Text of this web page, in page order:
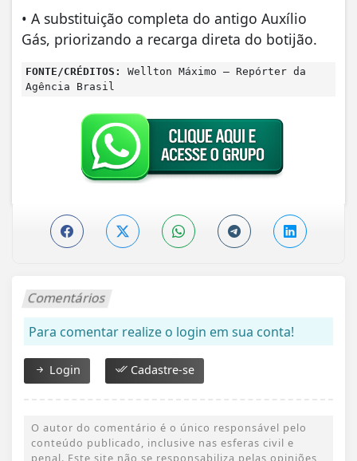
• A substituição completa do antigo Auxílio
Gás, priorizando a recarga direta do botijão.
FONTE/CRÉDITOS:
Wellton Máximo – Repórter da
Agência Brasil
Comentários
Para comentar realize o login em sua conta!
Login Cadastre-se
O autor do comentário é o único responsável pelo
conteúdo publicado, inclusive nas esferas civil e
penal. Este site não se responsabiliza pelas opiniões